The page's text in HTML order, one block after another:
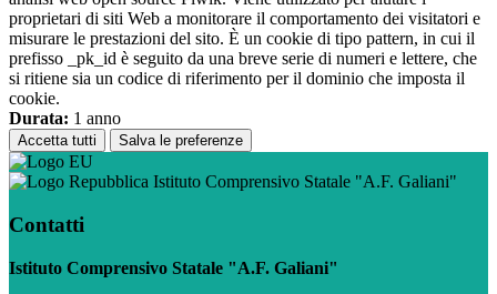
proprietari di siti Web a monitorare il comportamento dei visitatori e
misurare le prestazioni del sito. È un cookie di tipo pattern, in cui il
prefisso _pk_id è seguito da una breve serie di numeri e lettere, che
si ritiene sia un codice di riferimento per il dominio che imposta il
cookie.
Durata: 1 anno
Accetta tutti Salva le preferenze
Istituto Comprensivo Statale "A.F. Galiani"
Contatti
Istituto Comprensivo Statale "A.F. Galiani"